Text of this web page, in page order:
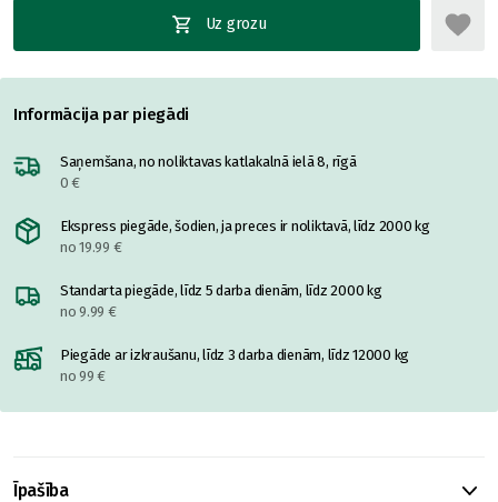
Uz grozu
Informācija par piegādi
Saņemšana, no noliktavas katlakalnā ielā 8, rīgā
0 €
Ekspress piegāde, šodien, ja preces ir noliktavā, līdz 2000 kg
no 19.99 €
Standarta piegāde, līdz 5 darba dienām, līdz 2000 kg
no 9.99 €
Piegāde ar izkraušanu, līdz 3 darba dienām, līdz 12000 kg
no 99 €
Īpašība